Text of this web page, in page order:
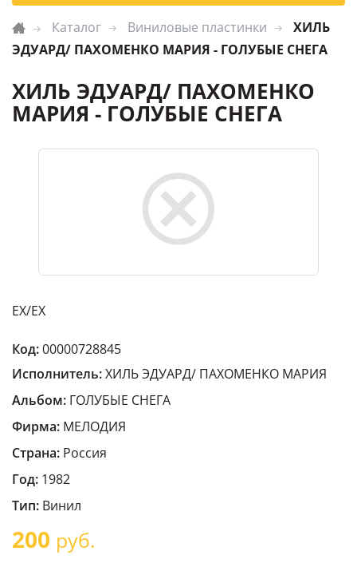
Каталог Виниловые пластинки
ХИЛЬ
ЭДУАРД/ ПАХОМЕНКО МАРИЯ - ГОЛУБЫЕ СНЕГА
ХИЛЬ ЭДУАРД/ ПАХОМЕНКО
МАРИЯ - ГОЛУБЫЕ СНЕГА
EX/EX
Код:00000728845
Исполнитель:ХИЛЬ ЭДУАРД/ ПАХОМЕНКО МАРИЯ
Альбом: ГОЛУБЫЕ СНЕГА
Фирма: МЕЛОДИЯ
Страна: Россия
Год: 1982
Тип: Винил
200 руб.